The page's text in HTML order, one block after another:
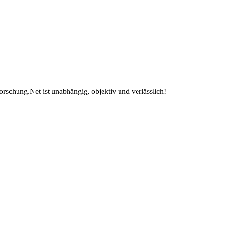
ist unabhängig, objektiv und verlässlich!